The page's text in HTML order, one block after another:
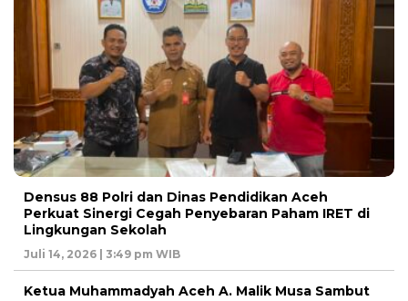
Densus 88 Polri dan Dinas Pendidikan Aceh
Perkuat Sinergi Cegah Penyebaran Paham IRET di
Lingkungan Sekolah
Juli 14, 2026 | 3:49 pm WIB
Ketua Muhammadyah Aceh A. Malik Musa Sambut